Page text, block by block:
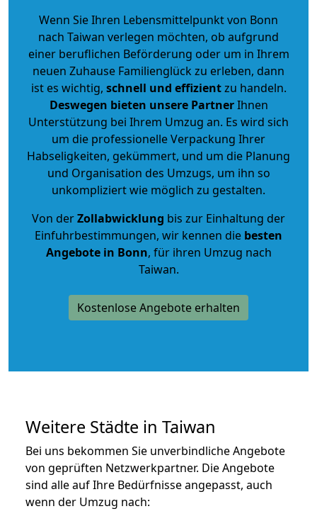
Wenn Sie Ihren Lebensmittelpunkt von Bonn
nach Taiwan verlegen möchten, ob aufgrund
einer beruflichen Beförderung oder um in Ihrem
neuen Zuhause Familienglück zu erleben, dann
ist es wichtig, schnell und effizientzu handeln.
Deswegen bieten unsere PartnerIhnen
Unterstützung bei Ihrem Umzug an. Es wird sich
um die professionelle Verpackung Ihrer
Habseligkeiten, gekümmert, und um die Planung
und Organisation des Umzugs, um ihn so
unkompliziert wie möglich zu gestalten.
Von derZollabwicklung bis zur Einhaltung der
Einfuhrbestimmungen, wir kennen die besten
Angebote in Bonn, für ihren Umzug nach
Taiwan.
Kostenlose Angebote erhalten
Weitere Städte in Taiwan
Bei uns bekommen Sie unverbindliche Angebote
von geprüften Netzwerkpartner. Die Angebote
sind alle auf Ihre Bedürfnisse angepasst, auch
wenn der Umzug nach: